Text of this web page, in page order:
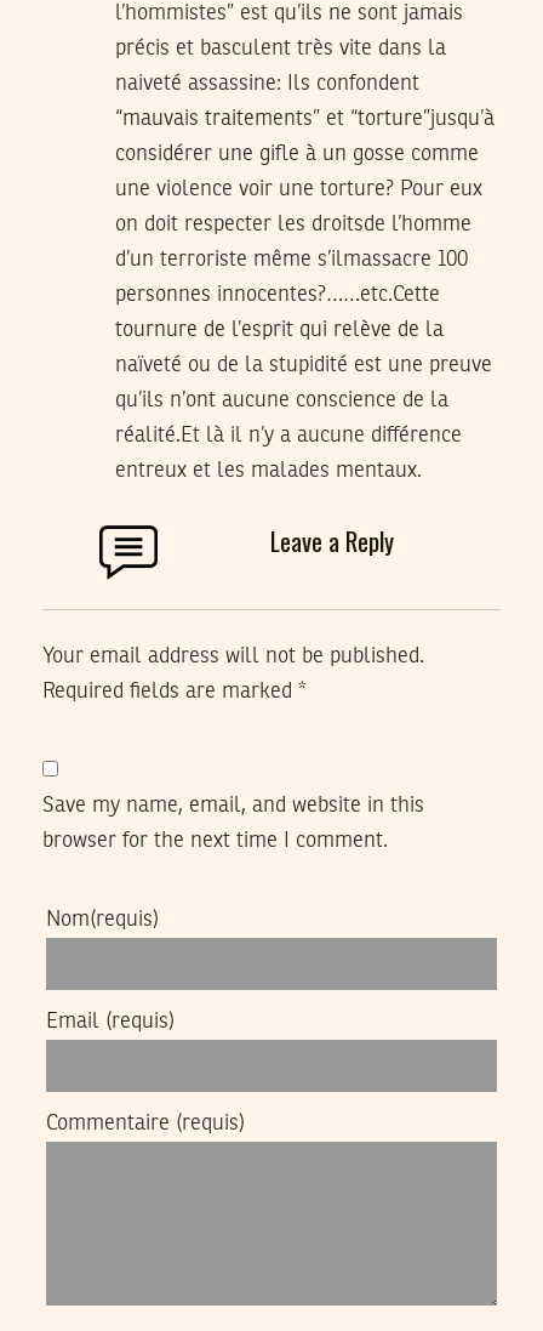
l’hommistes” est qu’ils ne sont jamais
précis et basculent très vite dans la
naiveté assassine: Ils confondent
“mauvais traitements” et “torture”jusqu’à
considérer une gifle à un gosse comme
une violence voir une torture? Pour eux
on doit respecter les droitsde l’homme
d’un terroriste même s’ilmassacre 100
personnes innocentes?……etc.Cette
tournure de l’esprit qui relève de la
naïveté ou de la stupidité est une preuve
qu’ils n’ont aucune conscience de la
réalité.Et là il n’y a aucune différence
entreux et les malades mentaux.
Leave a Reply
Your email address will not be published.
Required fields are marked *
Save my name, email, and website in this
browser for the next time I comment.
Nom(requis)
Email (requis)
Commentaire (requis)